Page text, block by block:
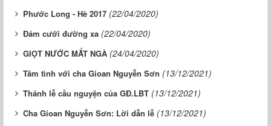
Phước Long - Hè 2017 (22/04/2020)
Đám cưới đường xa (22/04/2020)
GIỌT NƯỚC MẮT NGÀ (24/04/2020)
Tâm tình với cha Gioan Nguyễn Sơn (13/12/2021)
Thánh lễ cầu nguyện của GĐ.LBT (13/12/2021)
Cha Gioan Nguyễn Sơn: Lời dẫn lễ (13/12/2021)